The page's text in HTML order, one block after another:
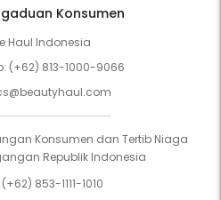
Konsumen
Haul Indonesia
(+62) 813-1000-9066
Konsumen dan Tertib Niaga
Republik Indonesia
(+62) 853-1111-1010